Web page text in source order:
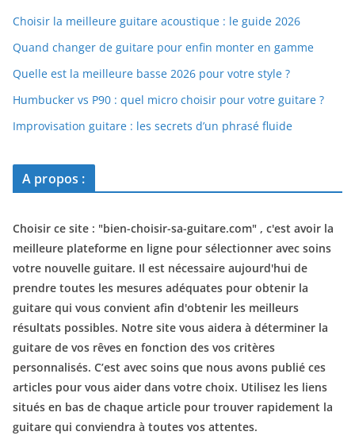
Choisir la meilleure guitare acoustique : le guide 2026
Quand changer de guitare pour enfin monter en gamme
Quelle est la meilleure basse 2026 pour votre style ?
Humbucker vs P90 : quel micro choisir pour votre guitare ?
Improvisation guitare : les secrets d’un phrasé fluide
A propos :
Choisir ce site : "bien-choisir-sa-guitare.com" , c'est avoir la
meilleure plateforme en ligne pour sélectionner avec soins
votre nouvelle guitare. Il est nécessaire aujourd'hui de
prendre toutes les mesures adéquates pour obtenir la
guitare qui vous convient afin d'obtenir les meilleurs
résultats possibles. Notre site vous aidera à déterminer la
guitare de vos rêves en fonction des vos critères
personnalisés. C’est avec soins que nous avons publié ces
articles pour vous aider dans votre choix. Utilisez les liens
situés en bas de chaque article pour trouver rapidement la
guitare qui conviendra à toutes vos attentes.